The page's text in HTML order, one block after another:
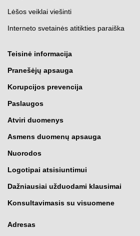
Lėšos veiklai viešinti
Interneto svetainės atitikties paraiška
Teisinė informacija
Pranešėjų apsauga
Korupcijos prevencija
Paslaugos
Atviri duomenys
Asmens duomenų apsauga
Nuorodos
Logotipai atsisiuntimui
Dažniausiai užduodami klausimai
Konsultavimasis su visuomene
Adresas